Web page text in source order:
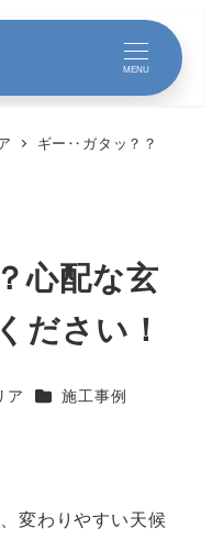
MENU
ギー‥ガタッ？？
心配な玄
ださい！
ア カテゴリー
施工事例
変わりやすい天候